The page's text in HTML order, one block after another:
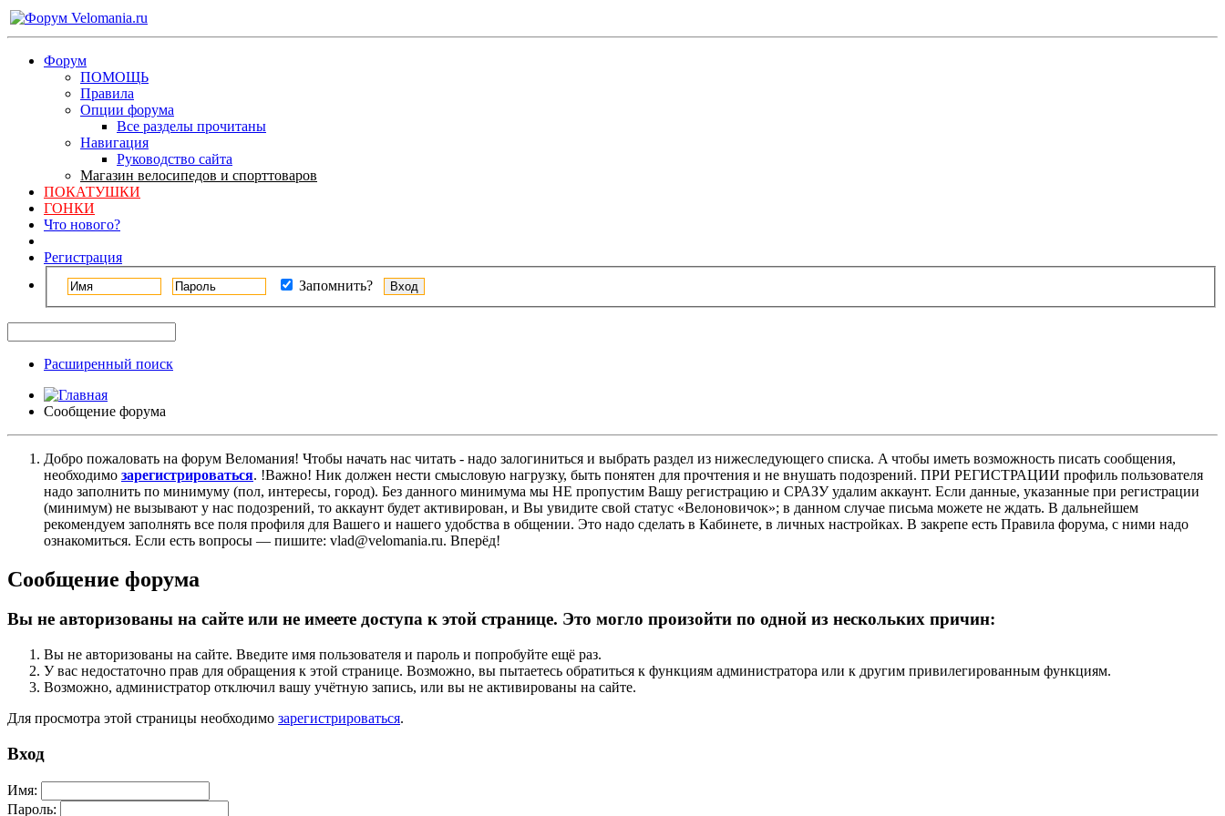
Форум
ПОМОЩЬ
Правила
Опции форума
Все разделы прочитаны
Навигация
Руководство сайта
Магазин велосипедов и спорттоваров
ПОКАТУШКИ
ГОНКИ
Что нового?
Регистрация
Запомнить?
Расширенный поиск
Сообщение форума
Добро пожаловать на форум Веломания! Чтобы начать нас читать - надо залогиниться и выбрать раздел из нижеследующего списка. A чтобы иметь возможность писать сообщения,
необходимо зарегистрироваться. !Важно! Ник должен нести смысловую нагрузку, быть понятен для прочтения и не внушать подозрений. ПРИ РЕГИСТРАЦИИ профиль пользователя
надо заполнить по минимуму (пол, интересы, город). Без данного минимума мы НЕ пропустим Вашу регистрацию и СРАЗУ удалим аккаунт. Если данные, указанные при регистрации
(минимум) не вызывают у нас подозрений, то аккаунт будет активирован, и Вы увидите свой статус «Велоновичок»; в данном случае письма можете не ждать. В дальнейшем
рекомендуем заполнять все поля профиля для Вашего и нашего удобства в общении. Это надо сделать в Кабинете, в личных настройках. В закрепе есть Правила форума, с ними надо
ознакомиться. Если есть вопросы — пишите: vlad@velomania.ru. Вперёд!
Сообщение форума
Вы не авторизованы на сайте или не имеете доступа к этой странице. Это могло произойти по одной из нескольких причин:
Вы не авторизованы на сайте. Введите имя пользователя и пароль и попробуйте ещё раз.
У вас недостаточно прав для обращения к этой странице. Возможно, вы пытаетесь обратиться к функциям администратора или к другим привилегированным функциям.
Возможно, администратор отключил вашу учётную запись, или вы не активированы на сайте.
Для просмотра этой страницы необходимо зарегистрироваться.
Вход
Имя:
Пароль: